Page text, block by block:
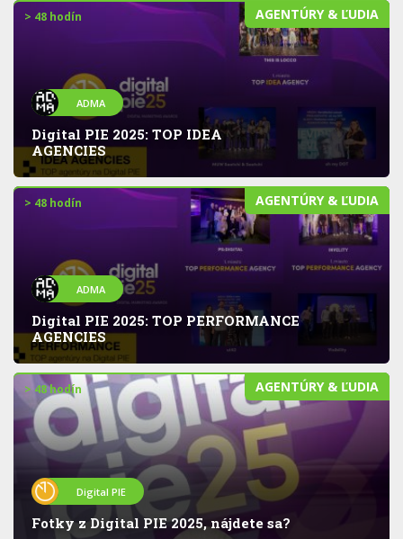
AGENTÚRY & ĽUDIA
> 48 hodín
ADMA
Digital PIE 2025: TOP IDEA
AGENCIES
AGENTÚRY & ĽUDIA
> 48 hodín
ADMA
Digital PIE 2025: TOP PERFORMANCE
AGENCIES
AGENTÚRY & ĽUDIA
> 48 hodín
Digital PIE
Fotky z Digital PIE 2025, nájdete sa?